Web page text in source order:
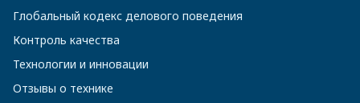
Глобальный кодекс делового поведения
Контроль качества
Технологии и инновации
Отзывы о технике